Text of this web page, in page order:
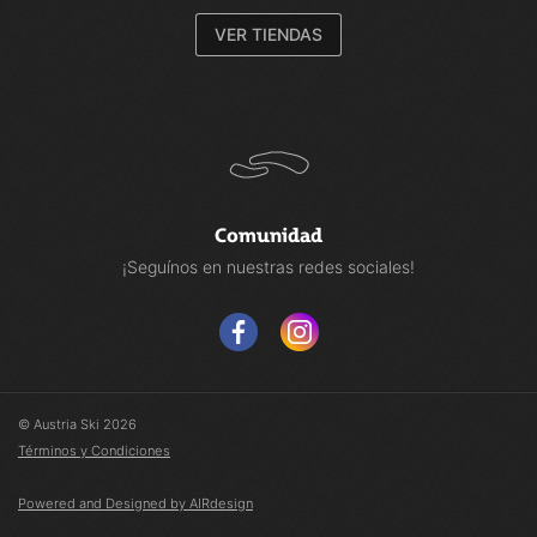
VER TIENDAS
Comunidad
¡Seguínos en nuestras redes sociales!
© Austria Ski 2026
Términos y Condiciones
Powered and Designed by AIRdesign